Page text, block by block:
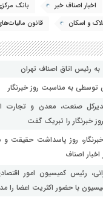
اخبار اصناف خبر بانک
و اسکان قانون
به رئیس اتاق اصناف تهران
توسطی به مناسبت روز خبرنگار
صنعت، معدن و تجارت
روز پاسداشت حقیقت
اصناف
رئیس کمیسیون امور
با حضور اکثریت اعضا را